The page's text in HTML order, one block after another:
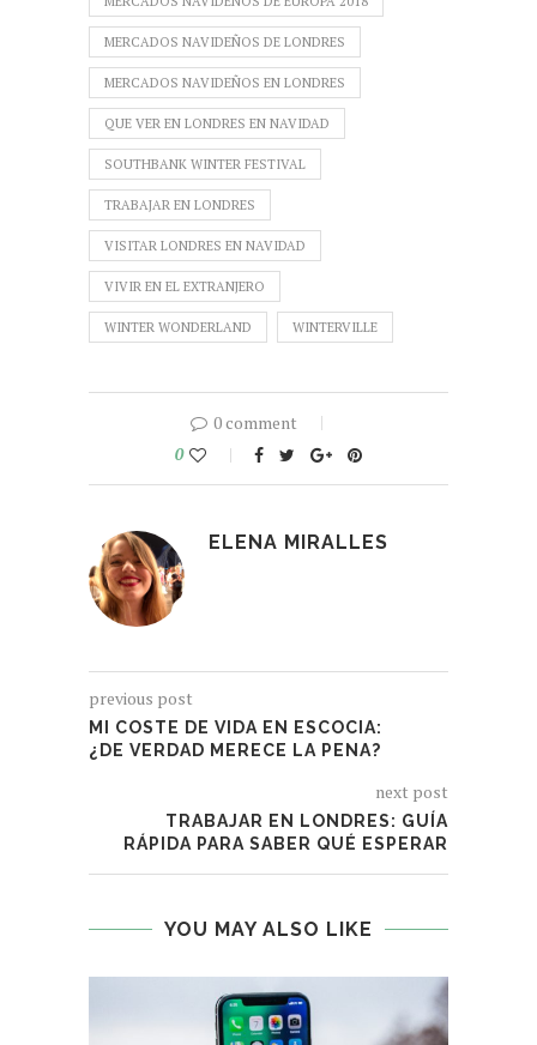
MERCADOS NAVIDEÑOS DE LONDRES
MERCADOS NAVIDEÑOS EN LONDRES
QUE VER EN LONDRES EN NAVIDAD
SOUTHBANK WINTER FESTIVAL
TRABAJAR EN LONDRES
VISITAR LONDRES EN NAVIDAD
VIVIR EN EL EXTRANJERO
WINTER WONDERLAND WINTERVILLE
0 comment
0
ELENA MIRALLES
previous post
MI COSTE DE VIDA EN ESCOCIA:
¿DE VERDAD MERECE LA PENA?
next post
TRABAJAR EN LONDRES: GUÍA
RÁPIDA PARA SABER QUÉ ESPERAR
YOU MAY ALSO LIKE